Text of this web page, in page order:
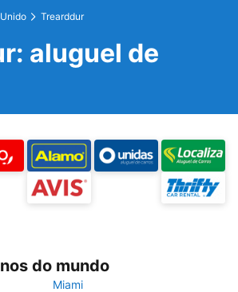
Trearddur
aluguel de
do mundo
Miami